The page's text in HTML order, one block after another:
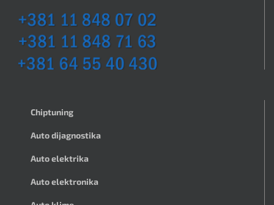
Chiptuning
Auto dijagnostika
Auto elektrika
Auto elektronika